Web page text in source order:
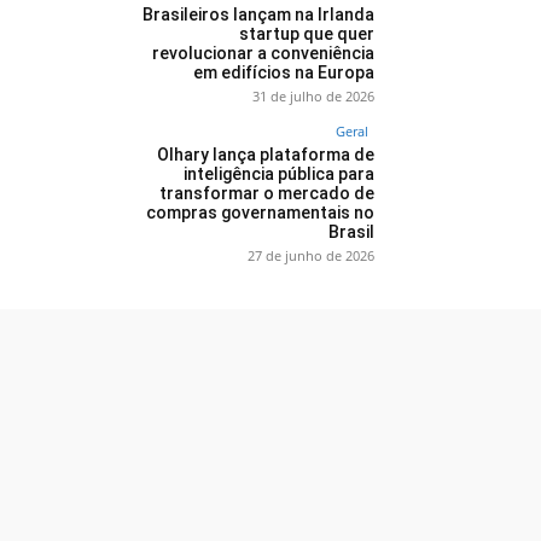
Brasileiros lançam na Irlanda
startup que quer
revolucionar a conveniência
em edifícios na Europa
31 de julho de 2026
Geral
Olhary lança plataforma de
inteligência pública para
transformar o mercado de
compras governamentais no
Brasil
27 de junho de 2026